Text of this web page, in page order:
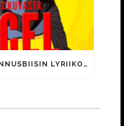
CANCEL-ELOKUVAN TUNNUSBIISIN LYRIIKOISSA TUTTUJA MEEMIHOKEMIA YOUTUBE-VIDEOILTA!